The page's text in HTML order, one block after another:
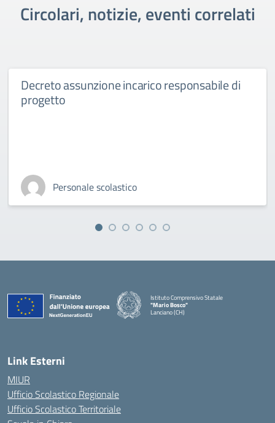
Circolari, notizie, eventi correlati
Decreto assunzione incarico responsabile di
progetto
Personale scolastico
Istituto Comprensivo Statale
"Mario Bosco"
Lanciano (CH)
Link Esterni
MIUR
Ufficio Scolastico Regionale
Ufficio Scolastico Territoriale